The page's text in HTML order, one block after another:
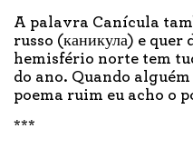
A palavra Canícula
russo (каникула) e quer
hemisfério norte tem
do ano. Quando
poema ruim eu acho o
***